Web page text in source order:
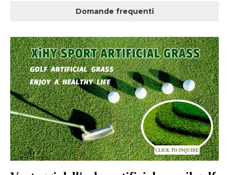
Domande frequenti